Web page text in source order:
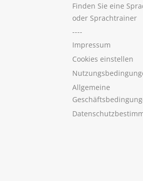
Finden Sie eine
oder Sprachtrainer
----
Impressum
Cookies einstellen
Allgemeine